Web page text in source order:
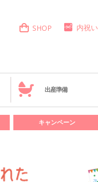
SHOP 内祝い
出産準備
キャンペーン